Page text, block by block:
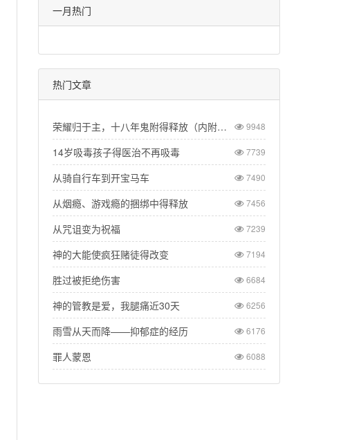
一月热门
热门文章
荣耀归于主，十八年鬼附得释放（内附纪录片供观看） 9948
14岁吸毒孩子得医治不再吸毒 7739
从骑自行车到开宝马车 7490
从烟瘾、游戏瘾的捆绑中得释放 7456
从咒诅变为祝福 7239
神的大能使疯狂赌徒得改变 7194
胜过被拒绝伤害 6684
神的管教是爱，我腿痛近30天 6256
雨雪从天而降——抑郁症的经历 6176
罪人蒙恩 6088